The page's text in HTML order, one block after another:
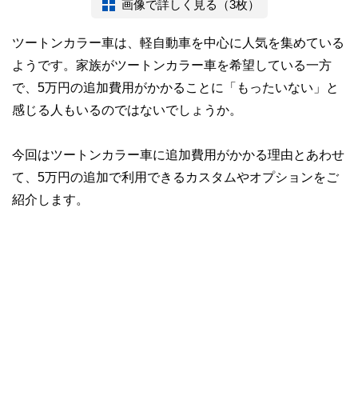
画像で詳しく見る（3枚）
ツートンカラー車は、軽自動車を中心に人気を集めている
ようです。家族がツートンカラー車を希望している一方
で、5万円の追加費用がかかることに「もったいない」と
感じる人もいるのではないでしょうか。
今回はツートンカラー車に追加費用がかかる理由とあわせ
て、5万円の追加で利用できるカスタムやオプションをご
紹介します。